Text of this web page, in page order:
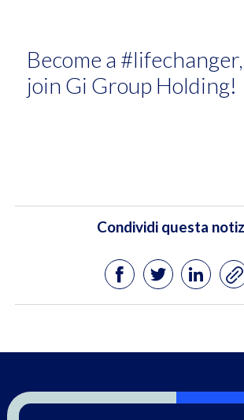
Become a #lifechanger,
join Gi Group Holding!
Condividi questa